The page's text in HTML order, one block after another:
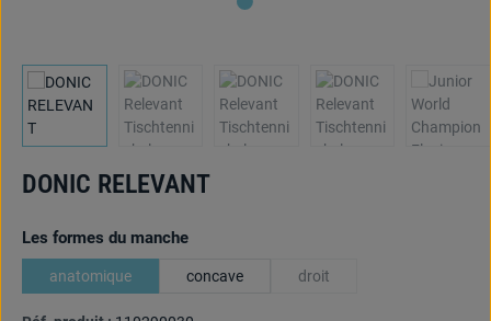
DONIC RELEVANT
Sélectionnez
Les formes du manche
anatomique concave droit